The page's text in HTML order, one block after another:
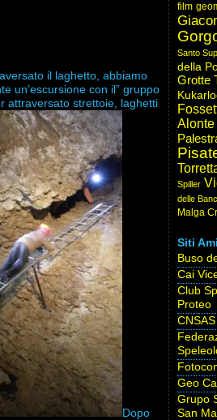
il laghetto, abbiamo
un’escursione con il” gruppo
attraversato strettoie, laghetti
Dopo
film
Santo
della
Grotte
Alonte
Spiller
delle
Malga
Siti
Buso
Cai
Club
Proteo
CNSAS
Geo
Grupo
San